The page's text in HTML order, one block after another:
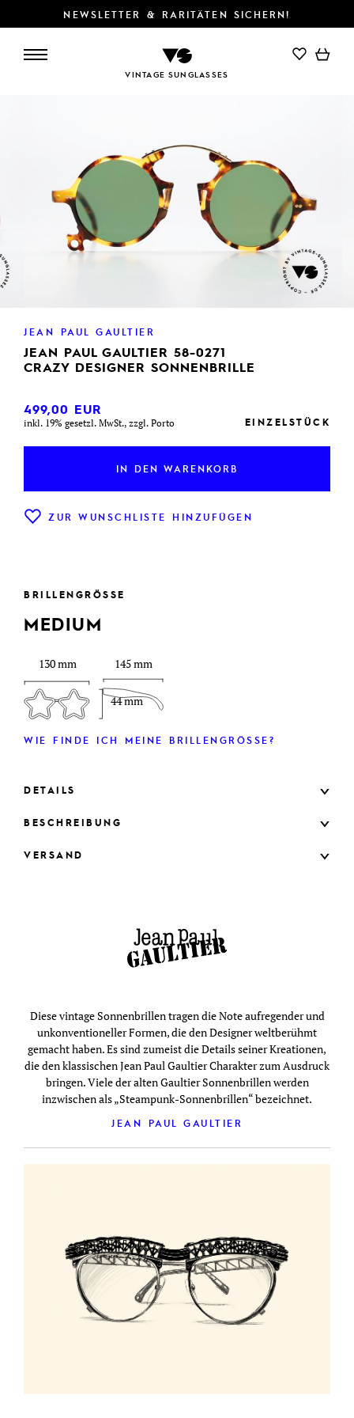
NEWSLETTER & RARITÄTEN SICHERN!
VINTAGE SUNGLASSES
IN DEN WARENKORB
JEAN PAUL GAULTIER
JEAN PAUL GAULTIER 58-0271
CRAZY DESIGNER SONNENBRILLE
499,00 EUR
inkl. 19% gesetzl. MwSt., zzgl. Porto EINZELSTÜCK
IN DEN WARENKORB
ZUR WUNSCHLISTE HINZUFÜGEN
BRILLENGRÖSSE
MEDIUM
130 mm
44 mm
145 mm
WIE FINDE ICH MEINE BRILLENGRÖSSE?
DETAILS
BESCHREIBUNG
VERSAND
Diese vintage Sonnenbrillen tragen die Note aufregender und
unkonventioneller Formen, die den Designer weltberühmt
gemacht haben. Es sind zumeist die Details seiner Kreationen,
die den klassischen Jean Paul Gaultier Charakter zum Ausdruck
bringen. Viele der alten Gaultier Sonnenbrillen werden
inzwischen als „Steampunk-Sonnenbrillen“ bezeichnet.
JEAN PAUL GAULTIER